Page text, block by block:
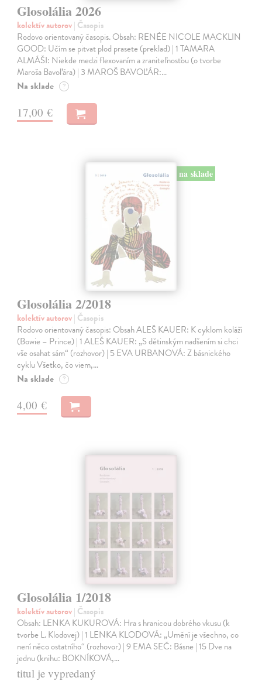
Glosolália 2026
kolektív autorov| Časopis
Rodovo orientovaný časopis. Obsah: RENÉE NICOLE MACKLIN
GOOD: Učím se pitvat plod prasete (preklad) | 1 TAMARA
ALMÁŠI: Niekde medzi flexovaním a zraniteľnosťou (o tvorbe
Maroša Bavoľára) | 3 MAROŠ BAVOĽÁR:…
Na sklade ?
17,00 €
na sklade
Glosolália 2/2018
kolektív autorov| Časopis
Rodovo orientovaný časopis: Obsah ALEŠ KAUER: K cyklom koláží
(Bowie – Prince) | 1 ALEŠ KAUER: „S dětinským nadšením si chci
vše osahat sám“ (rozhovor) | 5 EVA URBANOVÁ: Z básnického
cyklu Všetko, čo viem,…
Na sklade ?
4,00 €
Glosolália 1/2018
kolektív autorov| Časopis
Obsah: LENKA KUKUROVÁ: Hra s hranicou dobrého vkusu (k
tvorbe L. Klodovej) | 1 LENKA KLODOVÁ: „Umění je všechno, co
není něco ostatního“ (rozhovor) | 9 EMA SEČ: Básne | 15 Dve na
jednu (knihu: BOKNÍKOVÁ,…
titul je vypredaný